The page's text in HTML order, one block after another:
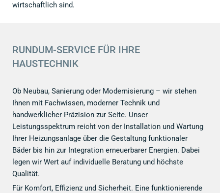
wirtschaftlich sind.
RUNDUM-SERVICE FÜR IHRE
HAUSTECHNIK
Ob Neubau, Sanierung oder Modernisierung – wir stehen
Ihnen mit Fachwissen, moderner Technik und
handwerklicher Präzision zur Seite. Unser
Leistungsspektrum reicht von der Installation und Wartung
Ihrer Heizungsanlage über die Gestaltung funktionaler
Bäder bis hin zur Integration erneuerbarer Energien. Dabei
legen wir Wert auf individuelle Beratung und höchste
Qualität.
Für Komfort, Effizienz und Sicherheit. Eine funktionierende